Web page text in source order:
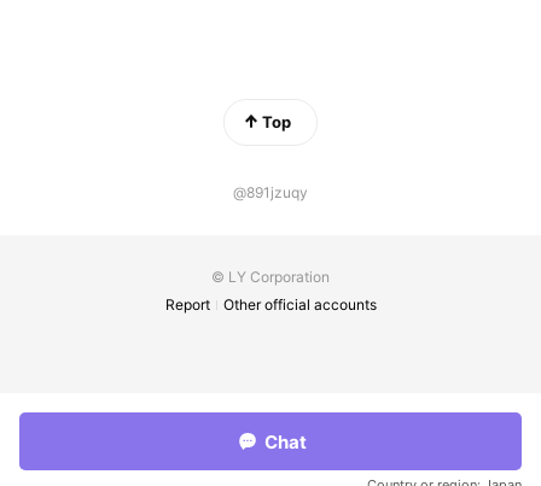
Top
@891jzuqy
© LY Corporation
Report
Other official accounts
Chat